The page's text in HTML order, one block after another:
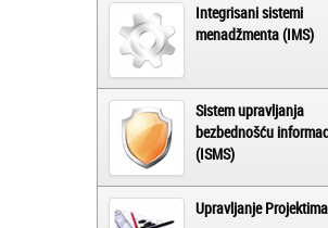
Integrisani sistemi
menadžmenta (IMS)
Sistem upravljanja
bezbednošću
(ISMS)
Upravljanje